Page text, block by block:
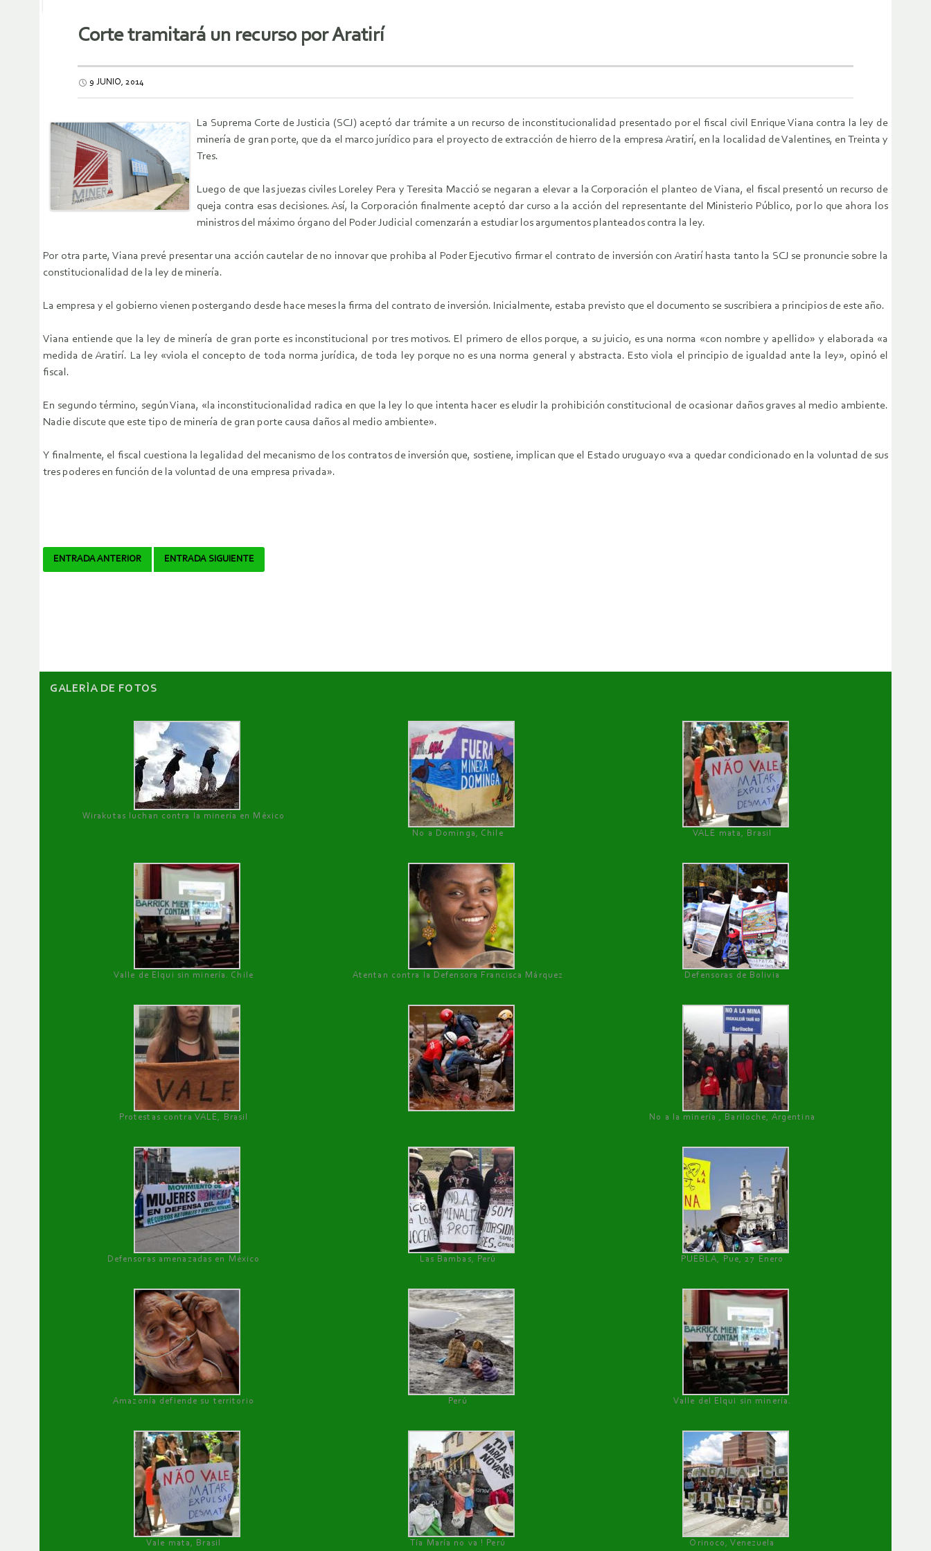
Corte tramitará un recurso por Aratirí
9 JUNIO, 2014
La Suprema Corte de Justicia (SCJ) aceptó dar trámite a un recurso de inconstitucionalidad presentado por el fiscal civil Enrique Viana contra la ley de
minería de gran porte, que da el marco jurídico para el proyecto de extracción de hierro de la empresa Aratirí, en la localidad de Valentines, en Treinta y
Tres.
Luego de que las juezas civiles Loreley Pera y Teresita Macció se negaran a elevar a la Corporación el planteo de Viana, el fiscal presentó un recurso de
queja contra esas decisiones. Así, la Corporación finalmente aceptó dar curso a la acción del representante del Ministerio Público, por lo que ahora los
ministros del máximo órgano del Poder Judicial comenzarán a estudiar los argumentos planteados contra la ley.
Por otra parte, Viana prevé presentar una acción cautelar de no innovar que prohiba al Poder Ejecutivo firmar el contrato de inversión con Aratirí hasta tanto la SCJ se pronuncie sobre la
constitucionalidad de la ley de minería.
La empresa y el gobierno vienen postergando desde hace meses la firma del contrato de inversión. Inicialmente, estaba previsto que el documento se suscribiera a principios de este año.
Viana entiende que la ley de minería de gran porte es inconstitucional por tres motivos. El primero de ellos porque, a su juicio, es una norma «con nombre y apellido» y elaborada «a
medida de Aratirí. La ley «viola el concepto de toda norma jurídica, de toda ley porque no es una norma general y abstracta. Esto viola el principio de igualdad ante la ley», opinó el
fiscal.
En segundo término, según Viana, «la inconstitucionalidad radica en que la ley lo que intenta hacer es eludir la prohibición constitucional de ocasionar daños graves al medio ambiente.
Nadie discute que este tipo de minería de gran porte causa daños al medio ambiente».
Y finalmente, el fiscal cuestiona la legalidad del mecanismo de los contratos de inversión que, sostiene, implican que el Estado uruguayo «va a quedar condicionado en la voluntad de sus
tres poderes en función de la voluntad de una empresa privada».
Navegador
ENTRADA ANTERIOR ENTRADA SIGUIENTE
GALERÌA DE FOTOS
Wirakutas luchan contra la minería en México
No a Dominga, Chile
VALE mata, Brasil
Valle de Elqui sin minería. Chile Atentan contra la Defensora Francisca Márquez Defensoras de Bolivia
Protestas contra VALE, Brasil No a la minería , Bariloche, Argentina
Defensoras amenazadas en México Las Bambas, Perú PUEBLA, Pue, 27 Enero
Amazonía defiende su territorio Perú Valle del Elqui sin minería.
Vale mata, Brasil Tía María no va ! Perú Orinoco, Venezuela